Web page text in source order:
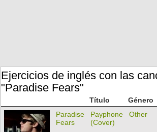
Ejercicios de inglés con las
"Paradise Fears"
Título Género
Paradise
Fears
Payphone
(Cover)
Other